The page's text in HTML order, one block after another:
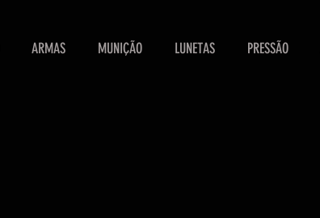
ARMAS MUNIÇÃO LUNETAS PRESSÃO